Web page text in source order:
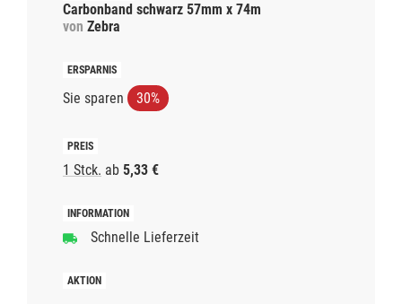
Carbonband schwarz 57mm x 74m
von Zebra
Sie sparen 30%
1 Stck. ab 5,33 €
Schnelle Lieferzeit